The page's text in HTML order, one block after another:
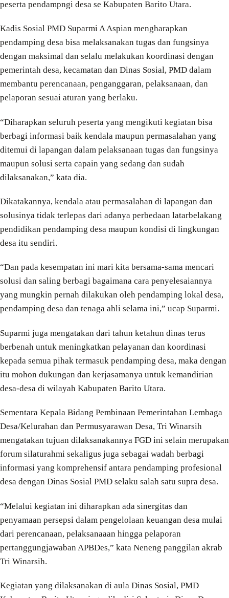
peserta pendampngi desa se Kabupaten Barito Utara.
Kadis Sosial PMD Suparmi A Aspian mengharapkan
pendamping desa bisa melaksanakan tugas dan fungsinya
dengan maksimal dan selalu melakukan koordinasi dengan
pemerintah desa, kecamatan dan Dinas Sosial, PMD dalam
membantu perencanaan, penganggaran, pelaksanaan, dan
pelaporan sesuai aturan yang berlaku.
“Diharapkan seluruh peserta yang mengikuti kegiatan bisa
berbagi informasi baik kendala maupun permasalahan yang
ditemui di lapangan dalam pelaksanaan tugas dan fungsinya
maupun solusi serta capain yang sedang dan sudah
dilaksanakan,” kata dia.
Dikatakannya, kendala atau permasalahan di lapangan dan
solusinya tidak terlepas dari adanya perbedaan latarbelakang
pendidikan pendamping desa maupun kondisi di lingkungan
desa itu sendiri.
“Dan pada kesempatan ini mari kita bersama-sama mencari
solusi dan saling berbagi bagaimana cara penyelesaiannya
yang mungkin pernah dilakukan oleh pendamping lokal desa,
pendamping desa dan tenaga ahli selama ini,” ucap Suparmi.
Suparmi juga mengatakan dari tahun ketahun dinas terus
berbenah untuk meningkatkan pelayanan dan koordinasi
kepada semua pihak termasuk pendamping desa, maka dengan
itu mohon dukungan dan kerjasamanya untuk kemandirian
desa-desa di wilayah Kabupaten Barito Utara.
Sementara Kepala Bidang Pembinaan Pemerintahan Lembaga
Desa/Kelurahan dan Permusyarawan Desa, Tri Winarsih
mengatakan tujuan dilaksanakannya FGD ini selain merupakan
forum silaturahmi sekaligus juga sebagai wadah berbagi
informasi yang komprehensif antara pendamping profesional
desa dengan Dinas Sosial PMD selaku salah satu supra desa.
“Melalui kegiatan ini diharapkan ada sinergitas dan
penyamaan persepsi dalam pengelolaan keuangan desa mulai
dari perencanaan, pelaksanaaan hingga pelaporan
pertanggungjawaban APBDes,” kata Neneng panggilan akrab
Tri Winarsih.
Kegiatan yang dilaksanakan di aula Dinas Sosial, PMD